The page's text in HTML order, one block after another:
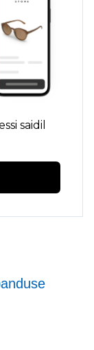
saidil